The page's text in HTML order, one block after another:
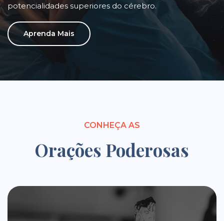
potencialidades superiores do cérebro.
Aprenda Mais
CONHEÇA AS
Orações Poderosas